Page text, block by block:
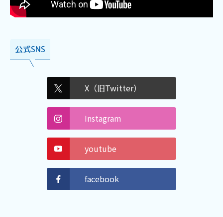
公式SNS
X（旧Twitter）
Instagram
youtube
facebook